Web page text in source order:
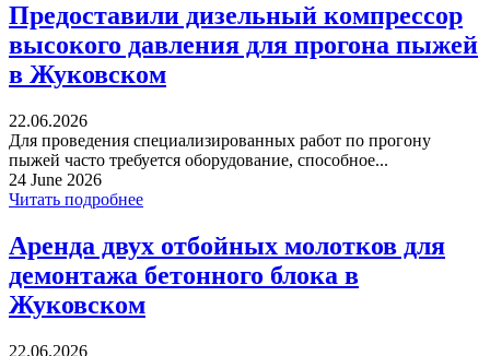
Предоставили дизельный компрессор
высокого давления для прогона пыжей
в Жуковском
22.06.2026
Для проведения специализированных работ по прогону
пыжей часто требуется оборудование, способное...
24 June 2026
Читать подробнее
Аренда двух отбойных молотков для
демонтажа бетонного блока в
Жуковском
22.06.2026